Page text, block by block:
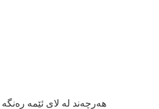
هه‌رچه‌ند له‌ لای ئێمه‌